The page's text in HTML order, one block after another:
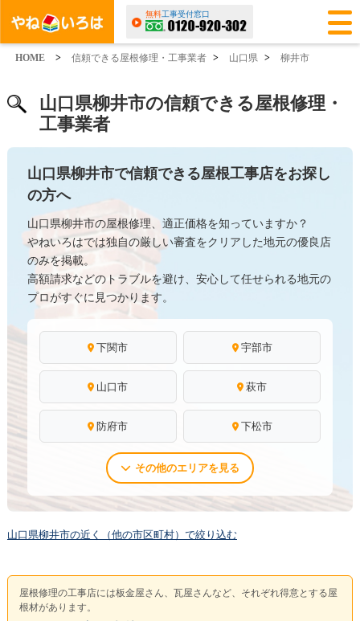
無料工事受付窓口
HOME > 信頼できる屋根修理・工事業者 > 山口県 > 柳井市
山口県柳井市の信頼できる屋根修理・
工事業者
山口県柳井市で信頼できる屋根工事店をお探し
の方へ
山口県柳井市の屋根修理、適正価格を知っていますか？
やねいろはでは独自の厳しい審査をクリアした地元の優良店
のみを掲載。
高額請求などのトラブルを避け、安心して任せられる地元の
プロがすぐに見つかります。
下関市 宇部市
山口市 萩市
防府市 下松市
その他のエリアを見る
山口県柳井市の近く（他の市区町村）で絞り込む
屋根修理の工事店には板金屋さん、瓦屋さんなど、それぞれ得意とする屋
根材があります。